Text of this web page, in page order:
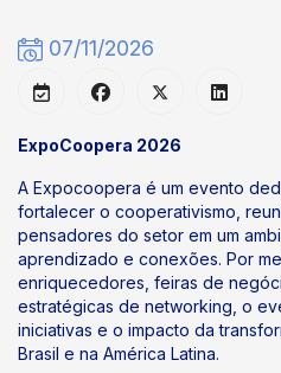
07/11/2026
ExpoCoopera 2026
A Expocoopera é um evento
fortalecer o cooperativismo,
pensadores do setor em um
aprendizado e conexões. Por
enriquecedores, feiras de
estratégicas de networking, o
iniciativas e o impacto da
Brasil e na América Latina.